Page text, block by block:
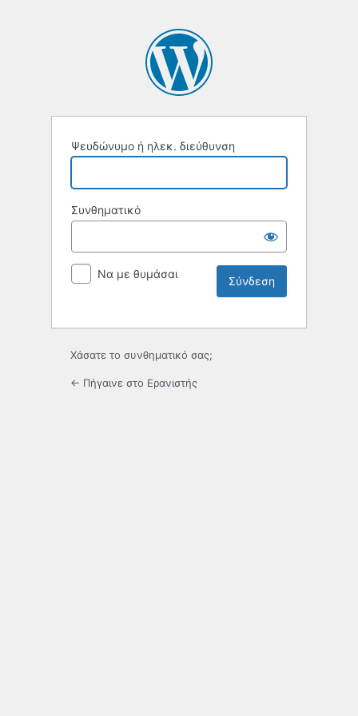
Ψευδώνυμο ή ηλεκ. διεύθυνση
Συνθηματικό
Να με θυμάσαι
Χάσατε το συνθηματικό σας;
← Πήγαινε στο Ερανιστής